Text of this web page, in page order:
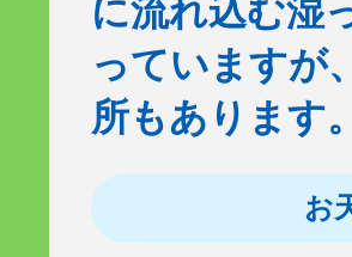
に流れ込む湿
っていますが
所もあります
お